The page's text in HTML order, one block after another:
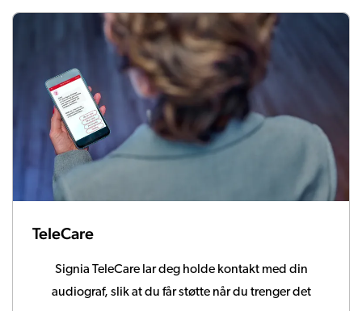
TeleCare
Signia TeleCare lar deg holde kontakt med din
audiograf, slik at du får støtte når du trenger det